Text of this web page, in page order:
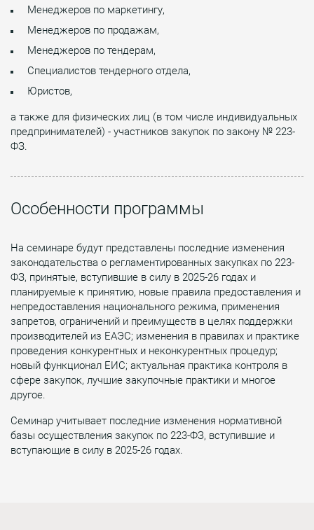
Менеджеров по маркетингу,
Менеджеров по продажам,
Менеджеров по тендерам,
Специалистов тендерного отдела,
Юристов,
а также для физических лиц (в том числе индивидуальных
предпринимателей) - участников закупок по закону № 223-
ФЗ.
Особенности программы
На семинаре будут представлены последние изменения
законодательства о регламентированных закупках по 223-
ФЗ, принятые, вступившие в силу в 2025-26 годах и
планируемые к принятию, новые правила предоставления и
непредоставления национального режима, применения
запретов, ограничений и преимуществ в целях поддержки
производителей из ЕАЭС; изменения в правилах и практике
проведения конкурентных и неконкурентных процедур;
новый функционал ЕИС; актуальная практика контроля в
сфере закупок, лучшие закупочные практики и многое
другое.
Семинар учитывает последние изменения нормативной
базы осуществления закупок по 223-ФЗ, вступившие и
вступающие в силу в 2025-26 годах.